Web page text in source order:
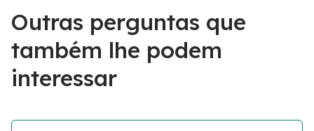
Outras perguntas que
também lhe podem
interessar